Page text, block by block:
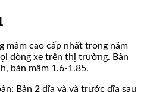
mâm cao cấp nhất trong năm
dòng xe trên thị trường. Bản
bản mâm 1.6-1.85.
Bản 2 dĩa và và trước dĩa sau